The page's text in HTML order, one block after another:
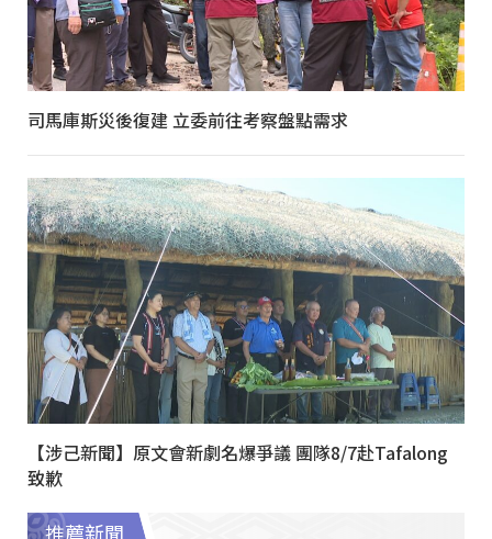
司馬庫斯災後復建 立委前往考察盤點需求
【涉己新聞】原文會新劇名爆爭議 團隊8/7赴Tafalong
致歉